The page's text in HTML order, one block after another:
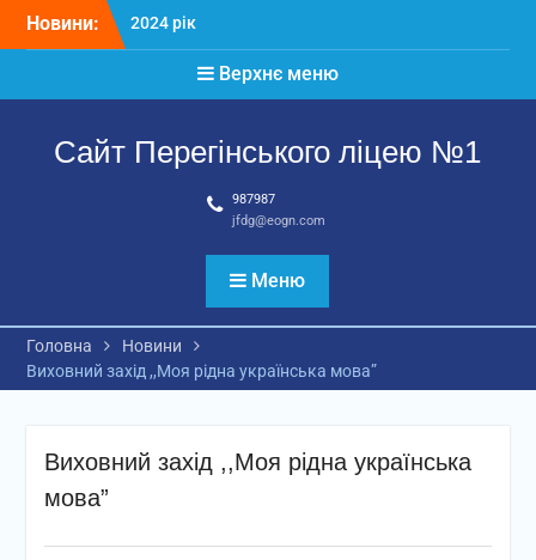
Новини:
2024 рік
Матеріали
Верхнє меню
Сайт Перегінського ліцею №1
987987
jfdg@eogn.com
Меню
Головна
Новини
Виховний захід ,,Моя рідна українська мова”
Виховний захід ,,Моя рідна українська
мова”